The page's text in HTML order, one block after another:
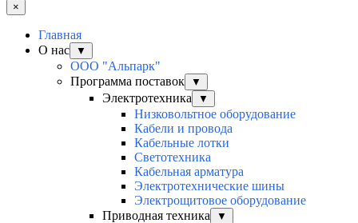
×
Главная
О нас
▼
ООО "Альпарк"
Программа поставок
▼
Электротехника ▼
Низковольтное оборудование
Кабели и провода
Кабельные лотки
Светотехника
Кабельная арматура
Электротехнические шины
Электрощитовое оборудование
Приводная техника
▼